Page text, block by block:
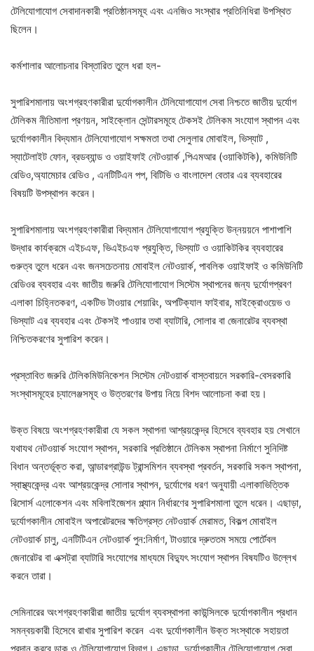
টেলিযোগাযোগ সেবাদানকারী প্রতিষ্ঠানসমূহ এবং এনজিও সংস্থার প্রতিনিধিরা উপস্থিত
ছিলেন।
কর্মশালার আলোচনার বিস্তারিত তুলে ধরা হল-
সুপারিশমালায় অংশগ্রহণকারীরা দুর্যোগকালীন টেলিযোগাযোগ সেবা নিশ্চতে জাতীয় দুর্যোগ
টেলিকম নীতিমালা প্রণয়ন, সাইক্লোন সেন্টারসমূহে টেকসই টেলিকম সংযোগ স্থাপন এবং
দুর্যোগকালীন বিদ্যমান টেলিযোগাযোগ সক্ষমতা তথা সেলুলার মোবাইল, ভিস্যাট ,
স্যাটেলাইট ফোন, ব্রডব্যান্ড ও ওয়াইফাই নেটওয়ার্ক ,পিএমআর (ওয়াকিটকি), কমিউনিটি
রেডিও,অ্যামেচার রেডিও , এনটিটিএন পপ, বিটিভি ও বাংলাদেশ বেতার এর ব্যবহারের
বিষয়টি উপস্থাপন করেন।
সুপারিশমালায় অংশগ্রহণকারীরা বিদ্যমান টেলিযোগাযোগ প্রযুক্তি উন্নয়য়নে পাশাপাশি
উদ্ধার কার্যক্রমে এইচএফ, ভিএইচএফ প্রযুক্তি, ভিস্যাট ও ওয়াকিটকির ব্যবহারের
গুরুত্ব তুলে ধরেন এবং জনসচেতনায় মোবাইল নেটওয়ার্ক, পাবলিক ওয়াইফাই ও কমিউনিটি
রেডিওর ব্যবহার এবং জাতীয় জরুরি টেলিযোগাযোগ সিস্টেম স্থাপনের জন্য দুর্যোগপ্রবণ
এলাকা চিহ্নিতকরণ, একটিভ টাওয়ার শেয়ারিং, অপটিক্যাল ফাইবার, মাইক্রোওয়েভ ও
ভিস্যাট এর ব্যবহার এবং টেকসই পাওয়ার তথা ব্যাটারি, সোলার বা জেনারেটর ব্যবস্থা
নিশ্চিতকরণের সুপারিশ করেন।
প্রস্তাবিত জরুরি টেলিকমিউনিকেশন সিস্টেম নেটওয়ার্ক বাস্তবায়নে সরকারি-বেসরকারি
সংস্থাসমূহের চ্যালেঞ্জসমূহ ও উত্তরণের উপায় নিয়ে বিশদ আলোচনা করা হয়।
উক্ত বিষয়ে অংশগ্রহণকারীরা যে সকল স্থাপনা আশ্রয়কেন্দ্র হিসেবে ব্যবহার হয় সেখানে
যথাযথ নেটওয়ার্ক সংযোগ স্থাপন, সরকারি প্রতিষ্ঠানে টেলিকম স্থাপনা নির্মাণে সুনিদিষ্ট
বিধান অন্তর্ভূক্ত করা, আন্ডারগ্রাউন্ড ট্রান্সমিশন ব্যবস্থা প্রবর্তন, সরকারি সকল স্থাপনা,
স্বাস্থ্যকেন্দ্র এবং আশ্রয়কেন্দ্র সোলার স্থাপন, দুর্যোগের ধরণ অনুযায়ী এলাকাভিত্তিক
রিসোর্স এলোকেশন এবং মবিলাইজেশন প্ল্যান নির্ধারণের সুপারিশমালা তুলে ধরেন। এছাড়া,
দুর্যোগকালীন মোবাইল অপারেটরদের ক্ষতিগ্রস্ত নেটওয়ার্ক মেরামত, বিকল্প মোবাইল
নেটওয়ার্ক চালু, এনটিটিএন নেটওয়ার্ক পুন:নির্মাণ, টাওয়ারে দ্রুততম সময়ে পোর্টেবল
জেনারেটর বা এক্সট্রা ব্যাটারি সংযোগের মাধ্যমে বিদ্যুৎ সংযোগ স্থাপন বিষযটিও উল্লেখ
করনে তারা।
সেমিনারের অংশগ্রহণকারীরা জাতীয় দুর্যোগ ব্যবস্থাপনা কাউন্সিলকে দুর্যোগকালীন প্রধান
সমন্বয়কারী হিসেবে রাখার সুপারিশ করেন এবং দুর্যোগকালীন উক্ত সংস্থাকে সহায়তা